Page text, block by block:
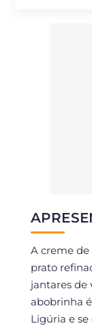
A creme
prato
jantares de
abobrinha
Ligúria e